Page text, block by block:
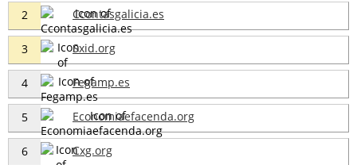
2 Ccontasgalicia.es
3 Sxid.org
4 Fegamp.es
5 Economiaefacenda.org
6 Cxg.org